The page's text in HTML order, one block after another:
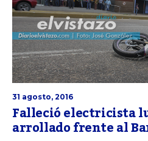
31 agosto, 2016
Falleció electricista
arrollado frente al